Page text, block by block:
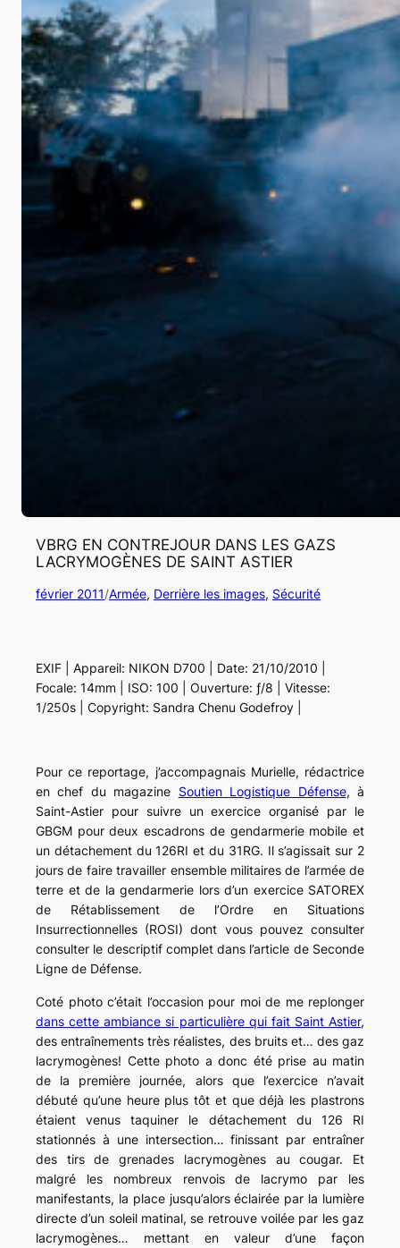
VBRG EN CONTREJOUR DANS LES GAZS
LACRYMOGÈNES DE SAINT ASTIER
février 2011/Armée, Derrière les images, Sécurité
EXIF | Appareil: NIKON D700 | Date: 21/10/2010 |
Focale: 14mm | ISO: 100 | Ouverture: ƒ/8 | Vitesse:
1/250s | Copyright: Sandra Chenu Godefroy |
Pour ce reportage, j’accompagnais Murielle, rédactrice
en chef du magazine Soutien Logistique Défense, à
Saint-Astier pour suivre un exercice organisé par le
GBGM pour deux escadrons de gendarmerie mobile et
un détachement du 126RI et du 31RG. Il s’agissait sur 2
jours de faire travailler ensemble militaires de l’armée de
terre et de la gendarmerie lors d’un exercice SATOREX
de Rétablissement de l’Ordre en Situations
Insurrectionnelles (ROSI) dont vous pouvez consulter
consulter le descriptif complet dans l’article de Seconde
Ligne de Défense.
Coté photo c’était l’occasion pour moi de me replonger
dans cette ambiance si particulière qui fait Saint Astier,
des entraînements très réalistes, des bruits et… des gaz
lacrymogènes! Cette photo a donc été prise au matin
de la première journée, alors que l’exercice n’avait
débuté qu’une heure plus tôt et que déjà les plastrons
étaient venus taquiner le détachement du 126 RI
stationnés à une intersection… finissant par entraîner
des tirs de grenades lacrymogènes au cougar. Et
malgré les nombreux renvois de lacrymo par les
manifestants, la place jusqu’alors éclairée par la lumière
directe d’un soleil matinal, se retrouve voilée par les gaz
lacrymogènes… mettant en valeur d’une façon